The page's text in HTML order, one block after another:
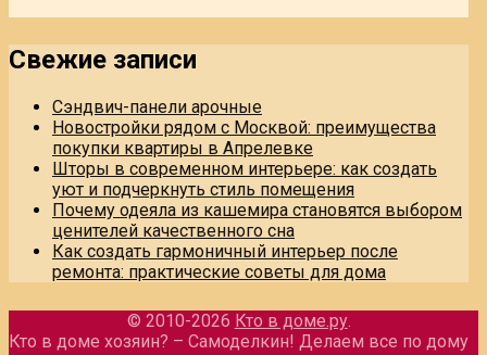
Свежие записи
Сэндвич-панели арочные
Новостройки рядом с Москвой: преимущества
покупки квартиры в Апрелевке
Шторы в современном интерьере: как создать
уют и подчеркнуть стиль помещения
Почему одеяла из кашемира становятся выбором
ценителей качественного сна
Как создать гармоничный интерьер после
ремонта: практические советы для дома
© 2010-2026 Кто в доме.ру.
Кто в доме хозяин? – Самоделкин! Делаем все по дому